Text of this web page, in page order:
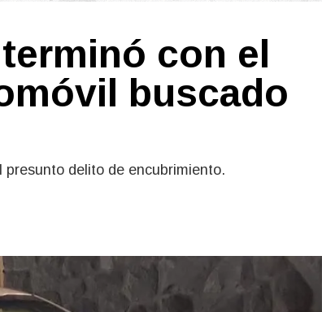
con el
buscado
delito de encubrimiento.